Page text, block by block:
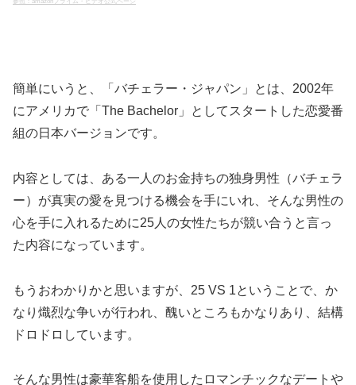
簡単にいうと、「バチェラー・ジャパン」とは、2002年
にアメリカで「The Bachelor」としてスタートした恋愛番
組の日本バージョンです。
内容としては、ある一人のお金持ちの独身男性（バチェラ
ー）が真実の愛を見つける機会を手にいれ、そんな男性の
心を手に入れるために25人の女性たちが競い合うと言っ
た内容になっています。
もうおわかりかと思いますが、25 VS 1ということで、か
なり熾烈な争いが行われ、醜いところもかなりあり、結構
ドロドロしています。
そんな男性は豪華客船を使用したロマンチックなデートや